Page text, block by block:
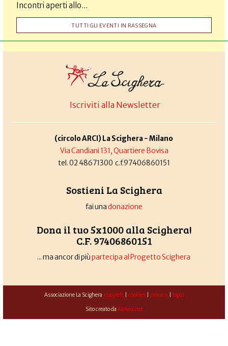
Incontri aperti allo...
TUTTI GLI EVENTI IN RASSEGNA
Iscriviti alla Newsletter
(circolo ARCI) La Scighera - Milano
Via Candiani 131, Quartiere Bovisa
tel. 02 48671300 c.f.97406860151
Sostieni La Scighera
fai unadonazione
Dona il tuo 5x1000 alla Scighera!
C.F. 97406860151
... ma ancor di piùpartecipa al Progetto Scighera
Associazione La Scighera copyleft| cookies| privacy| login
Sito creato da Alekos.net